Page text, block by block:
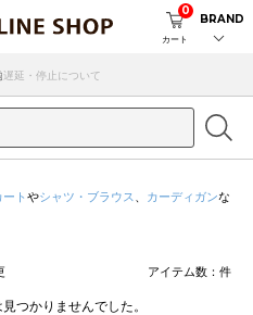
カート
0
BRAND
延・停止について
ート やシャツ・ブラウス カーディガンな
アイテム数： 件
つかりませんでした。